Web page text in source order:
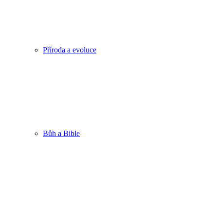
Příroda a evoluce
Bůh a Bible